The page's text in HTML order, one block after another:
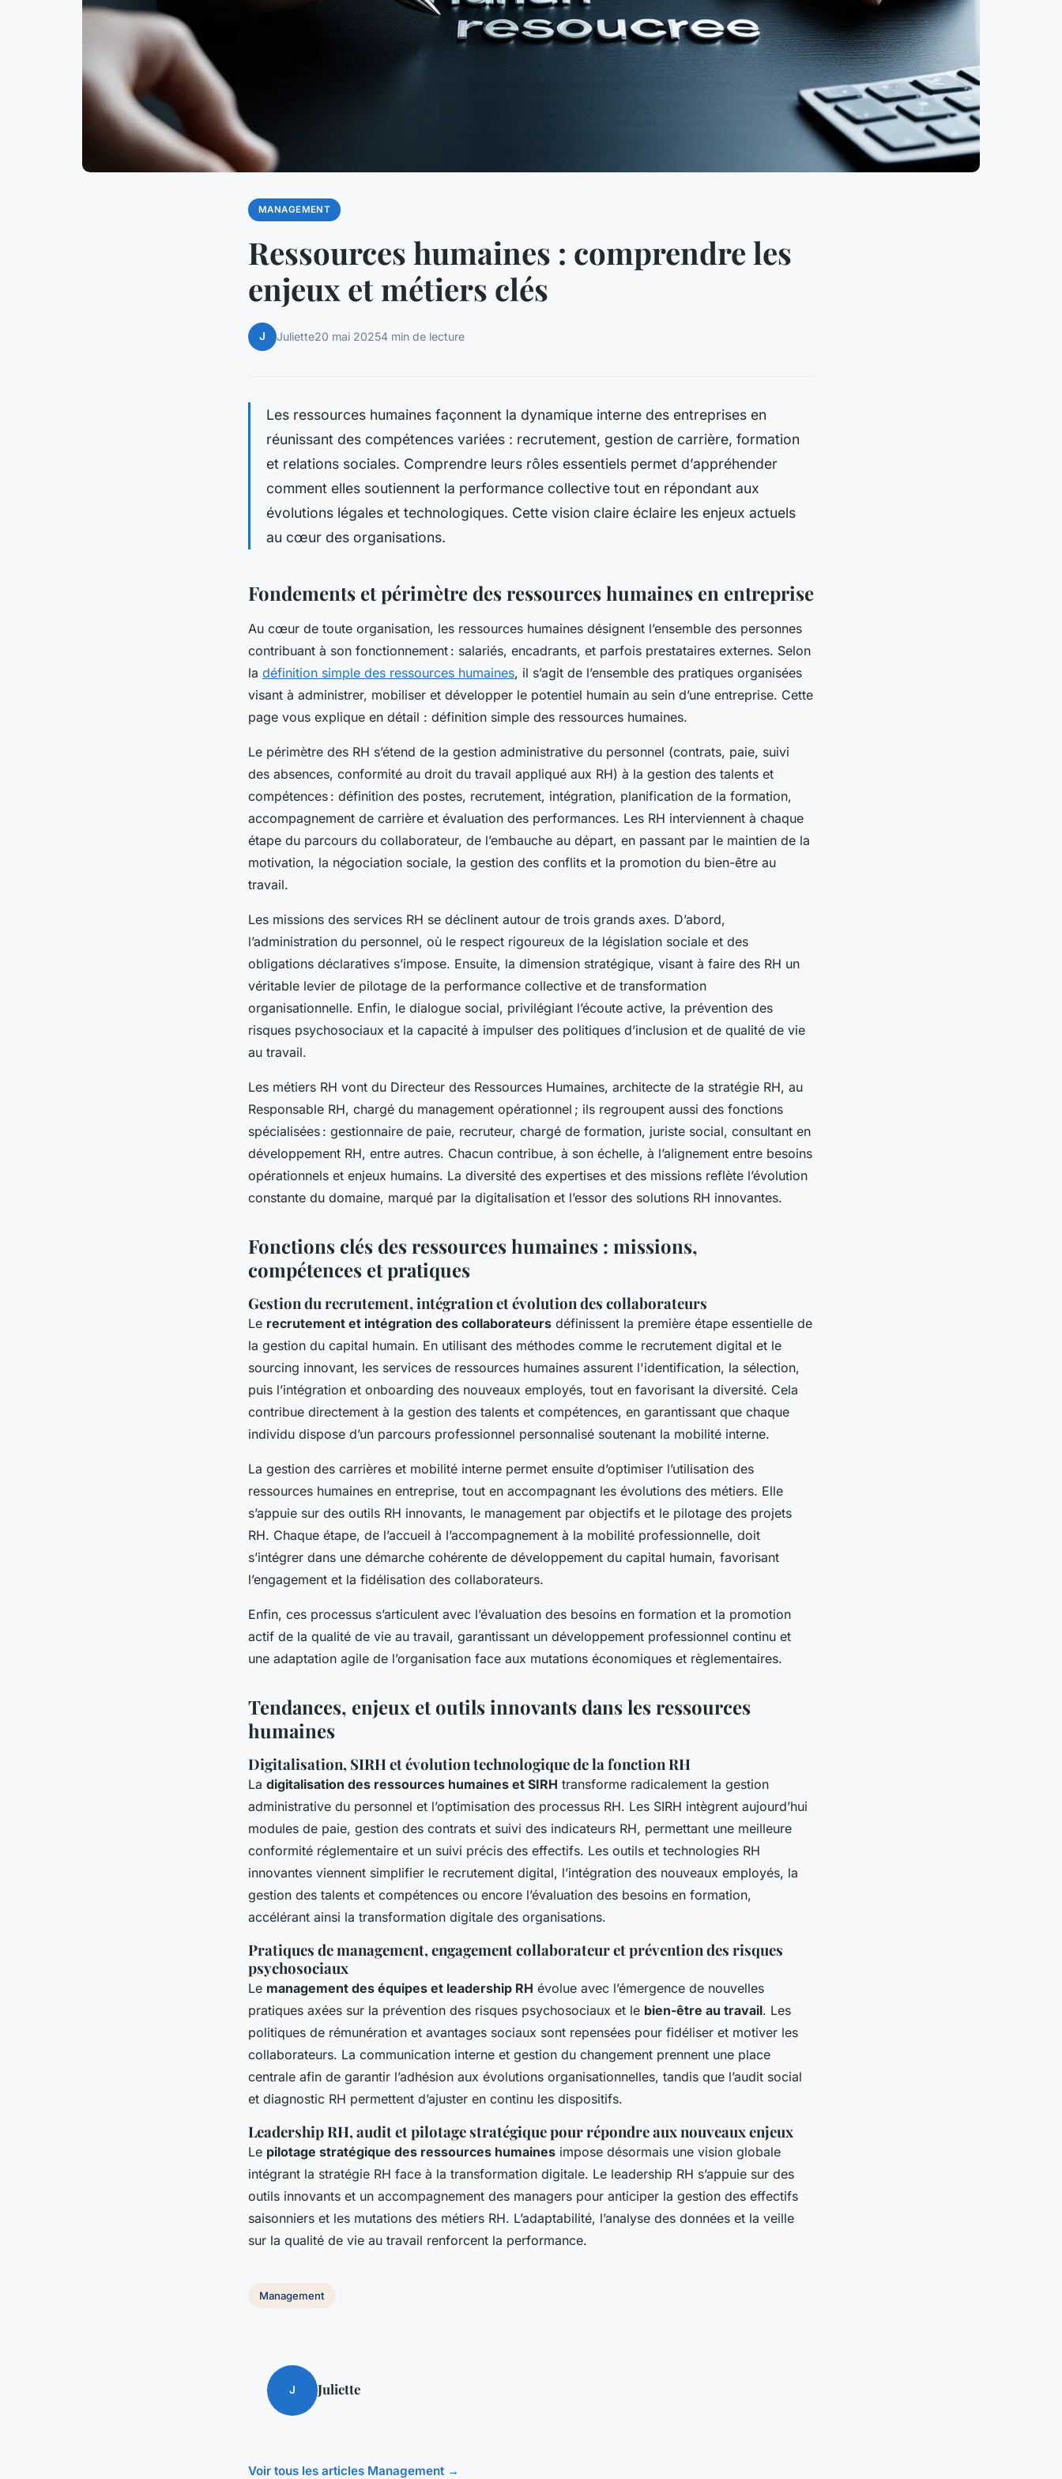
MANAGEMENT
Ressources humaines : comprendre les
enjeux et métiers clés
J Juliette20 mai 20254 min de lecture
Les ressources humaines façonnent la dynamique interne des entreprises en
réunissant des compétences variées : recrutement, gestion de carrière, formation
et relations sociales. Comprendre leurs rôles essentiels permet d’appréhender
comment elles soutiennent la performance collective tout en répondant aux
évolutions légales et technologiques. Cette vision claire éclaire les enjeux actuels
au cœur des organisations.
Fondements et périmètre des ressources humaines en entreprise
Au cœur de toute organisation, les ressources humaines désignent l’ensemble des personnes
contribuant à son fonctionnement : salariés, encadrants, et parfois prestataires externes. Selon
la définition simple des ressources humaines, il s’agit de l’ensemble des pratiques organisées
visant à administrer, mobiliser et développer le potentiel humain au sein d’une entreprise. Cette
page vous explique en détail : définition simple des ressources humaines.
Le périmètre des RH s’étend de la gestion administrative du personnel (contrats, paie, suivi
des absences, conformité au droit du travail appliqué aux RH) à la gestion des talents et
compétences : définition des postes, recrutement, intégration, planification de la formation,
accompagnement de carrière et évaluation des performances. Les RH interviennent à chaque
étape du parcours du collaborateur, de l’embauche au départ, en passant par le maintien de la
motivation, la négociation sociale, la gestion des conflits et la promotion du bien-être au
travail.
Les missions des services RH se déclinent autour de trois grands axes. D’abord,
l’administration du personnel, où le respect rigoureux de la législation sociale et des
obligations déclaratives s’impose. Ensuite, la dimension stratégique, visant à faire des RH un
véritable levier de pilotage de la performance collective et de transformation
organisationnelle. Enfin, le dialogue social, privilégiant l’écoute active, la prévention des
risques psychosociaux et la capacité à impulser des politiques d’inclusion et de qualité de vie
au travail.
Les métiers RH vont du Directeur des Ressources Humaines, architecte de la stratégie RH, au
Responsable RH, chargé du management opérationnel ; ils regroupent aussi des fonctions
spécialisées : gestionnaire de paie, recruteur, chargé de formation, juriste social, consultant en
développement RH, entre autres. Chacun contribue, à son échelle, à l’alignement entre besoins
opérationnels et enjeux humains. La diversité des expertises et des missions reflète l’évolution
constante du domaine, marqué par la digitalisation et l’essor des solutions RH innovantes.
Fonctions clés des ressources humaines : missions,
compétences et pratiques
Gestion du recrutement, intégration et évolution des collaborateurs
Le recrutement et intégration des collaborateurs définissent la première étape essentielle de
la gestion du capital humain. En utilisant des méthodes comme le recrutement digital et le
sourcing innovant, les services de ressources humaines assurent l'identification, la sélection,
puis l’intégration et onboarding des nouveaux employés, tout en favorisant la diversité. Cela
contribue directement à la gestion des talents et compétences, en garantissant que chaque
individu dispose d’un parcours professionnel personnalisé soutenant la mobilité interne.
La gestion des carrières et mobilité interne permet ensuite d’optimiser l’utilisation des
ressources humaines en entreprise, tout en accompagnant les évolutions des métiers. Elle
s’appuie sur des outils RH innovants, le management par objectifs et le pilotage des projets
RH. Chaque étape, de l’accueil à l’accompagnement à la mobilité professionnelle, doit
s’intégrer dans une démarche cohérente de développement du capital humain, favorisant
l’engagement et la fidélisation des collaborateurs.
Enfin, ces processus s’articulent avec l’évaluation des besoins en formation et la promotion
actif de la qualité de vie au travail, garantissant un développement professionnel continu et
une adaptation agile de l’organisation face aux mutations économiques et règlementaires.
Tendances, enjeux et outils innovants dans les ressources
humaines
Digitalisation, SIRH et évolution technologique de la fonction RH
La digitalisation des ressources humaines et SIRH transforme radicalement la gestion
administrative du personnel et l’optimisation des processus RH. Les SIRH intègrent aujourd’hui
modules de paie, gestion des contrats et suivi des indicateurs RH, permettant une meilleure
conformité réglementaire et un suivi précis des effectifs. Les outils et technologies RH
innovantes viennent simplifier le recrutement digital, l’intégration des nouveaux employés, la
gestion des talents et compétences ou encore l’évaluation des besoins en formation,
accélérant ainsi la transformation digitale des organisations.
Pratiques de management, engagement collaborateur et prévention des risques
psychosociaux
Le management des équipes et leadership RH évolue avec l’émergence de nouvelles
pratiques axées sur la prévention des risques psychosociaux et le bien-être au travail. Les
politiques de rémunération et avantages sociaux sont repensées pour fidéliser et motiver les
collaborateurs. La communication interne et gestion du changement prennent une place
centrale afin de garantir l’adhésion aux évolutions organisationnelles, tandis que l’audit social
et diagnostic RH permettent d’ajuster en continu les dispositifs.
Leadership RH, audit et pilotage stratégique pour répondre aux nouveaux enjeux
Le pilotage stratégique des ressources humaines impose désormais une vision globale
intégrant la stratégie RH face à la transformation digitale. Le leadership RH s’appuie sur des
outils innovants et un accompagnement des managers pour anticiper la gestion des effectifs
saisonniers et les mutations des métiers RH. L’adaptabilité, l’analyse des données et la veille
sur la qualité de vie au travail renforcent la performance.
Management
J Juliette
Voir tous les articles Management →